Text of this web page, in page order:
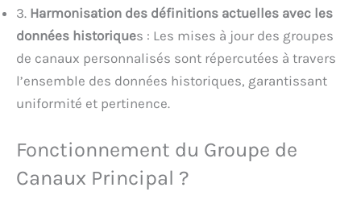
3. Harmonisation des définitions actuelles avec les
données historiques : Les mises à jour des groupes
de canaux personnalisés sont répercutées à travers
l’ensemble des données historiques, garantissant
uniformité et pertinence.
Fonctionnement du Groupe de
Canaux Principal ?